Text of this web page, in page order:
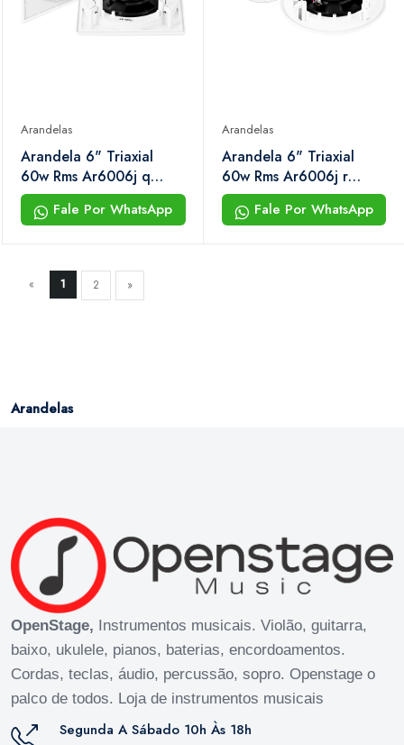
Arandelas
Arandela 6" Triaxial
60w Rms Ar6006j q
Branca Hayonik
Fale Por WhatsApp
Arandelas
Arandela 6" Triaxial
60w Rms Ar6006j r
Branca Hayonik
Fale Por WhatsApp
« 1 2 »
Arandelas
OpenStage, Instrumentos musicais. Violão, guitarra,
baixo, ukulele, pianos, baterias, encordoamentos.
Cordas, teclas, áudio, percussão, sopro. Openstage o
palco de todos. Loja de instrumentos musicais
Segunda A Sábado 10h Às 18h